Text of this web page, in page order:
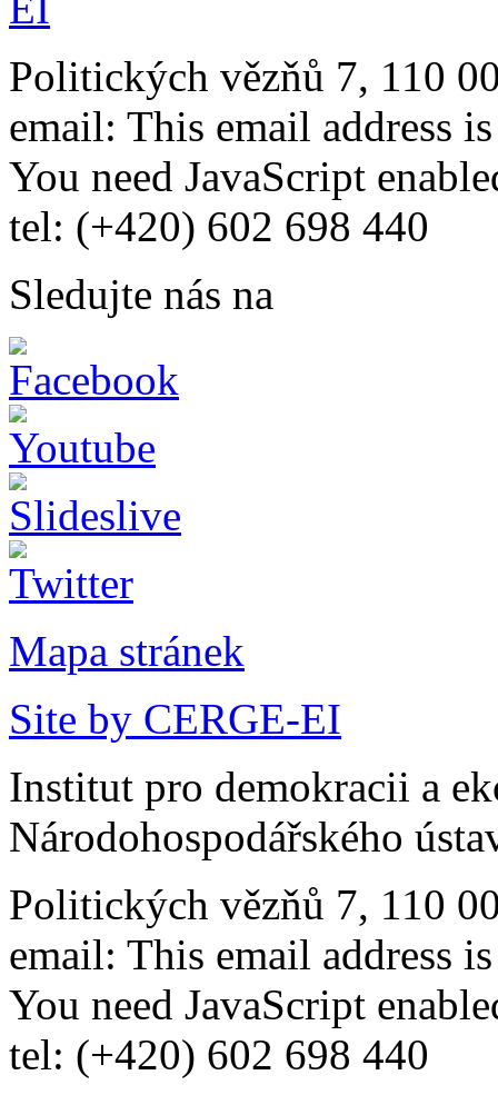
Politických vězňů 7, 110
email: This email address
You need JavaScript
tel: (+420) 602 698 440
Sledujte nás na
Mapa stránek
Site by CERGE-EI
Institut pro demokracii a
Národohospodářského
Politických vězňů 7, 110
email: This email address
You need JavaScript
tel: (+420) 602 698 440